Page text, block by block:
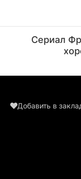
(Phillip)
Сериал
Добавить в